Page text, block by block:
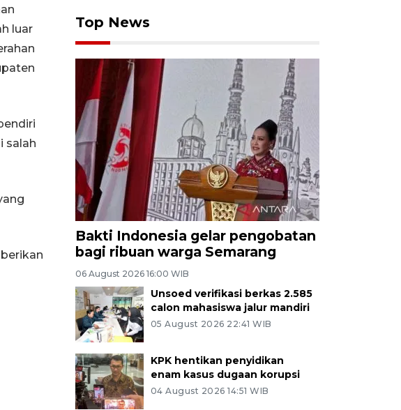
luar
salah
Top News
Bakti Indonesia gelar pengobatan
bagi ribuan warga Semarang
06 August 2026 16:00 WIB
Unsoed verifikasi berkas 2.585
calon mahasiswa jalur mandiri
05 August 2026 22:41 WIB
KPK hentikan penyidikan
enam kasus dugaan korupsi
04 August 2026 14:51 WIB